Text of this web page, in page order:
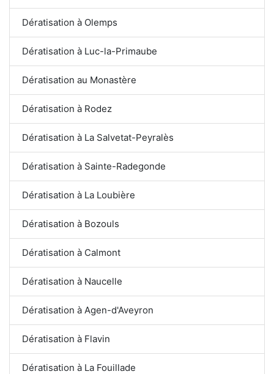
Dératisation à Olemps
Dératisation à Luc-la-Primaube
Dératisation au Monastère
Dératisation à Rodez
Dératisation à La Salvetat-Peyralès
Dératisation à Sainte-Radegonde
Dératisation à La Loubière
Dératisation à Bozouls
Dératisation à Calmont
Dératisation à Naucelle
Dératisation à Agen-d'Aveyron
Dératisation à Flavin
Dératisation à La Fouillade